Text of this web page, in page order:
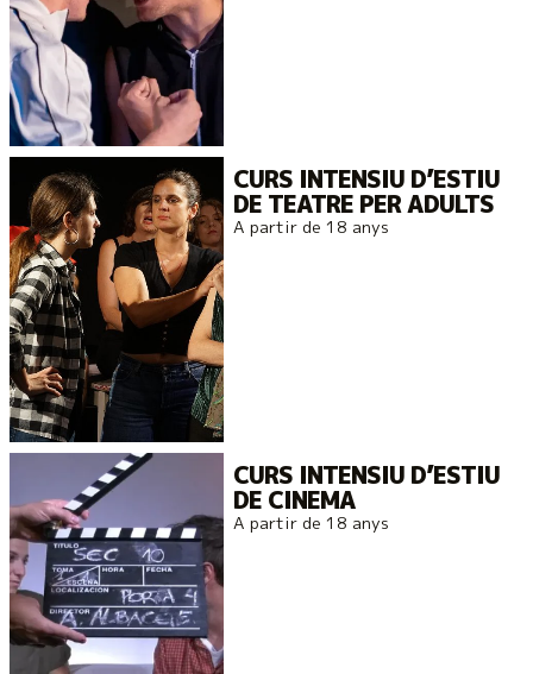
CURS INTENSIU D’ESTIU
DE TEATRE PER ADULTS
A partir de 18 anys
CURS INTENSIU D’ESTIU
DE CINEMA
A partir de 18 anys